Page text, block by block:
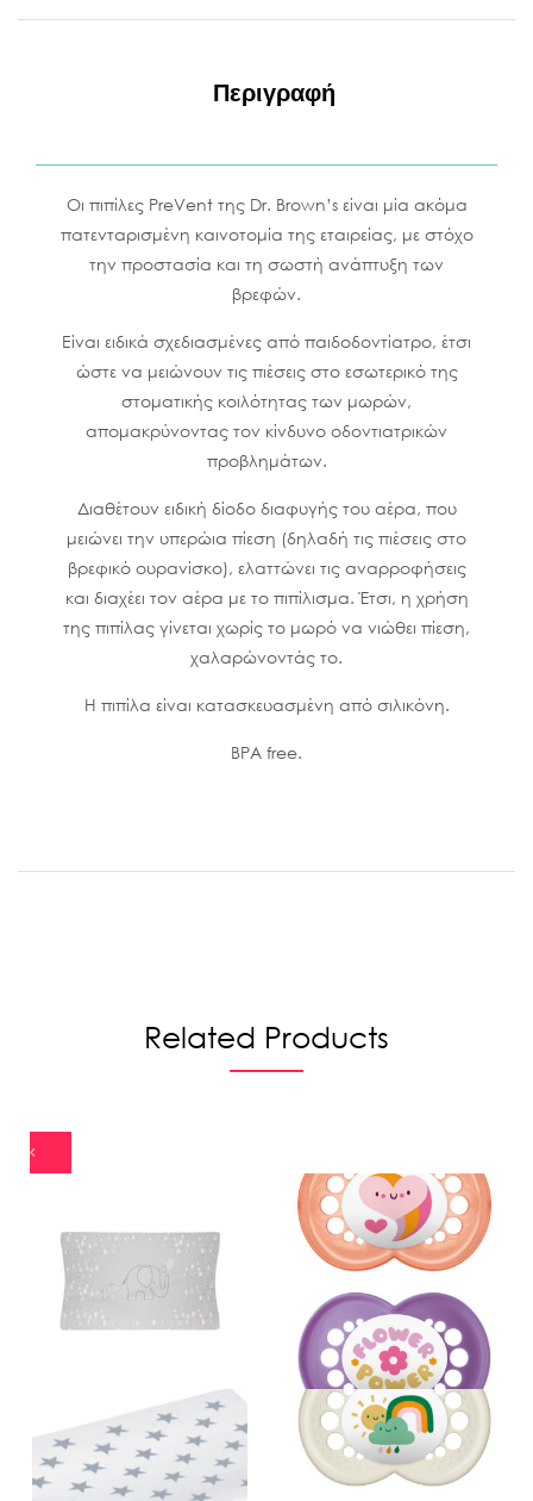
Περιγραφή
Οι πιπίλες PreVent της Dr. Brown’s είναι μία ακόμα
πατενταρισμένη καινοτομία της εταιρείας, με στόχο
την προστασία και τη σωστή ανάπτυξη των
βρεφών.
Είναι ειδικά σχεδιασμένες από παιδοδοντίατρο, έτσι
ώστε να μειώνουν τις πιέσεις στο εσωτερικό της
στοματικής κοιλότητας των μωρών,
απομακρύνοντας τον κίνδυνο οδοντιατρικών
προβλημάτων.
Διαθέτουν ειδική δίοδο διαφυγής του αέρα, που
μειώνει την υπερώια πίεση (δηλαδή τις πιέσεις στο
βρεφικό ουρανίσκο), ελαττώνει τις αναρροφήσεις
και διαχέει τον αέρα με το πιπίλισμα. Έτσι, η χρήση
της πιπίλας γίνεται χωρίς το μωρό να νιώθει πίεση,
χαλαρώνοντάς το.
Η πιπίλα είναι κατασκευασμένη από σιλικόνη.
BPA free.
Related Products